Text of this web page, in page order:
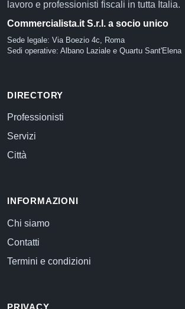
lavoro e professionisti fiscali in tutta Italia.
Commercialista.it S.r.l. a socio unico
Sede legale: Via Boezio 4c, Roma
Sedi operative: Albano Laziale e Quartu Sant'Elena
DIRECTORY
Professionisti
Servizi
Città
INFORMAZIONI
Chi siamo
Contatti
Termini e condizioni